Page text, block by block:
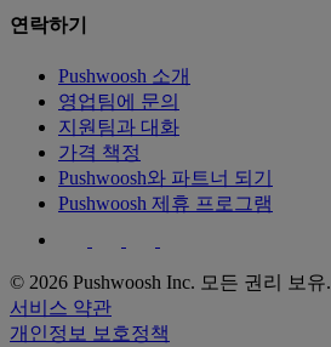
연락하기
Pushwoosh 소개
영업팀에 문의
지원팀과 대화
가격 책정
Pushwoosh와 파트너 되기
Pushwoosh 제휴 프로그램
© 2026 Pushwoosh Inc. 모든 권리 보유.
서비스 약관
개인정보 보호정책